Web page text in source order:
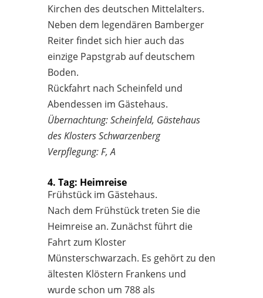
Kirchen des deutschen Mittelalters.
Neben dem legendären Bamberger
Reiter findet sich hier auch das
einzige Papstgrab auf deutschem
Boden.
Rückfahrt nach Scheinfeld und
Abendessen im Gästehaus.
Übernachtung: Scheinfeld, Gästehaus
des Klosters Schwarzenberg
Verpflegung: F, A
4. Tag: Heimreise
Frühstück im Gästehaus.
Nach dem Frühstück treten Sie die
Heimreise an. Zunächst führt die
Fahrt zum Kloster
Münsterschwarzach. Es gehört zu den
ältesten Klöstern Frankens und
wurde schon um 788 als